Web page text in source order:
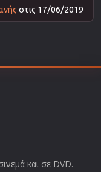
στις 17/06/2019
και σε DVD.